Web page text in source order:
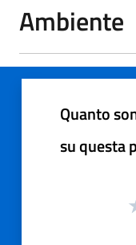
Ambiente
Quanto
su questa